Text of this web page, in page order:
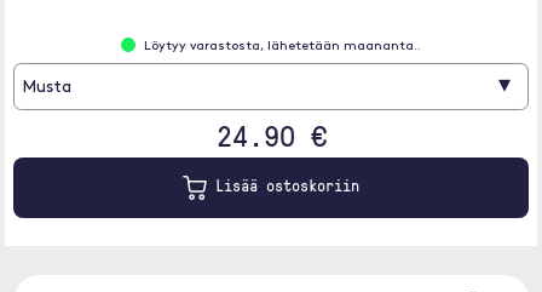
Löytyy varastosta, lähetetään maananta..
Musta ▾
24.90 €
Lisää ostoskoriin